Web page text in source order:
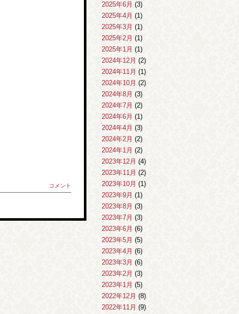
コメント
2025年6月 (3)
2025年4月 (1)
2025年3月 (1)
2025年2月 (1)
2025年1月 (1)
2024年12月 (2)
2024年11月 (1)
2024年10月 (2)
2024年8月 (3)
2024年7月 (2)
2024年6月 (1)
2024年4月 (3)
2024年2月 (2)
2024年1月 (2)
2023年12月 (4)
2023年11月 (2)
2023年10月 (1)
2023年9月 (1)
2023年8月 (3)
2023年7月 (3)
2023年6月 (6)
2023年5月 (5)
2023年4月 (6)
2023年3月 (6)
2023年2月 (3)
2023年1月 (5)
2022年12月 (8)
2022年11月 (9)